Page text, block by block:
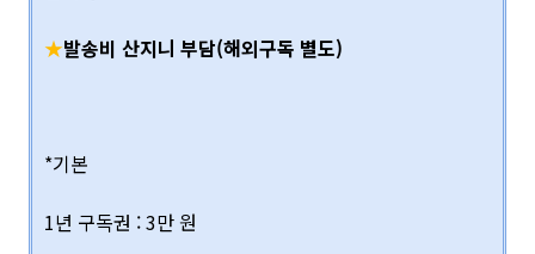
★발송비 산지니 부담(해외구독 별도)
*기본
1년 구독권 : 3만 원